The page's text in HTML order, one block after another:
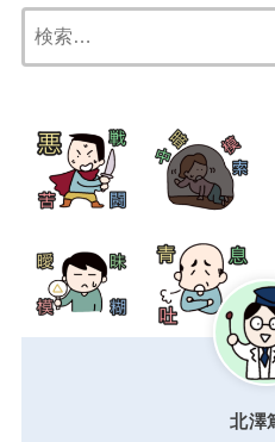
北澤